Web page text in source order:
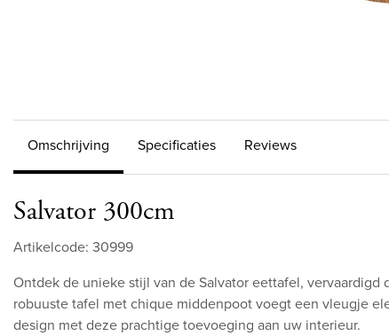
Omschrijving Specificaties Reviews
Salvator 300cm
Artikelcode: 30999
Ontdek de unieke stijl van de Salvator eettafel,
robuuste tafel met chique middenpoot voegt een vleugje
design met deze prachtige toevoeging aan uw interieur.